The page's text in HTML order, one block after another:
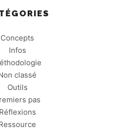
Concepts
Infos
classé
Outils
pas
Réflexions